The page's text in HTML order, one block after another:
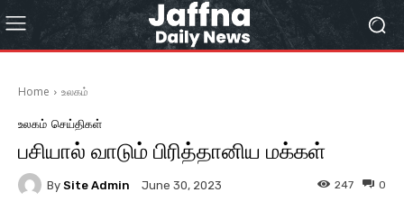
Home உலகம்
உலகம் செய்திகள்
பசியால் வாடும் பிரித்தானிய மக்கள்
By Site Admin June 30, 2023 0
247